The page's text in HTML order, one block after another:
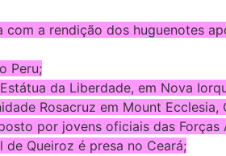
a rendição dos huguenotes
Peru;
da Liberdade, em Nova
Rosacruz em Mount
por jovens oficiais das Forças
de Queiroz é presa no Ceará;